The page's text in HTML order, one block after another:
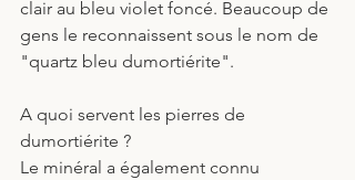
clair au bleu violet foncé. Beaucoup de
gens le reconnaissent sous le nom de
"quartz bleu dumortiérite".
A quoi servent les pierres de
dumortiérite ?
Le minéral a également connu